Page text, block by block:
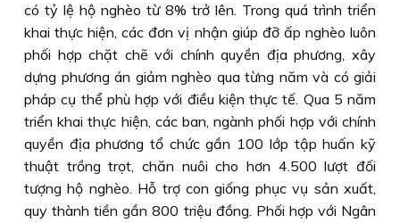
có tỷ lệ hộ nghèo từ 8% trở lên. Trong quá trình triển
khai thực hiện, các đơn vị nhận giúp đỡ ấp nghèo luôn
phối hợp chặt chẽ với chính quyền địa phương, xây
dựng phương án giảm nghèo qua từng năm và có giải
pháp cụ thể phù hợp với điều kiện thực tế. Qua 5 năm
triển khai thực hiện, các ban, ngành phối hợp với chính
quyền địa phương tổ chức gần 100 lớp tập huấn kỹ
thuật trồng trọt, chăn nuôi cho hơn 4.500 lượt đối
tượng hộ nghèo. Hỗ trợ con giống phục vụ sản xuất,
quy thành tiền gần 800 triệu đồng. Phối hợp với Ngân